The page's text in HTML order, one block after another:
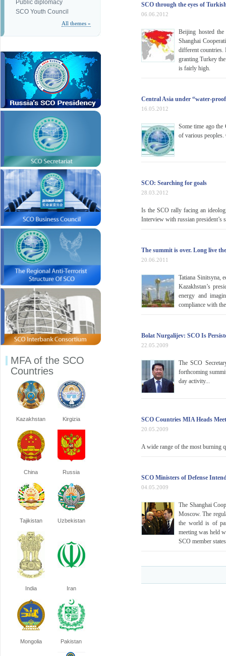
Public diplomacy
SCO Youth Council
All themes »
MFA of the SCO
Countries
Kazakhstan Kirgizia
China Russia
Tajikistan Uzbekistan
India Iran
Mongolia Pakistan
SCO through the eyes of
06.06.2012
Beijing hosted
Shanghai
different countries.
granting Turkey
is fairly high.
Central Asia under “water-
16.05.2012
Some time ago
of various peoples.
SCO: Searching for goals
28.03.2012
Is the SCO rally facing an
Interview with russian
The summit is over. Long live
20.06.2011
Tatiana Sinitsyna,
Kazakhstan’s
energy and
compliance with
Bolat Nurgalijev: SCO Is
22.05.2009
The SCO
forthcoming
day activity...
SCO Countries MIA Heads
20.05.2009
A wide range of the most burning
SCO Ministers of Defense
04.05.2009
The Shanghai
Moscow. The
the world is of
meeting was held
SCO member